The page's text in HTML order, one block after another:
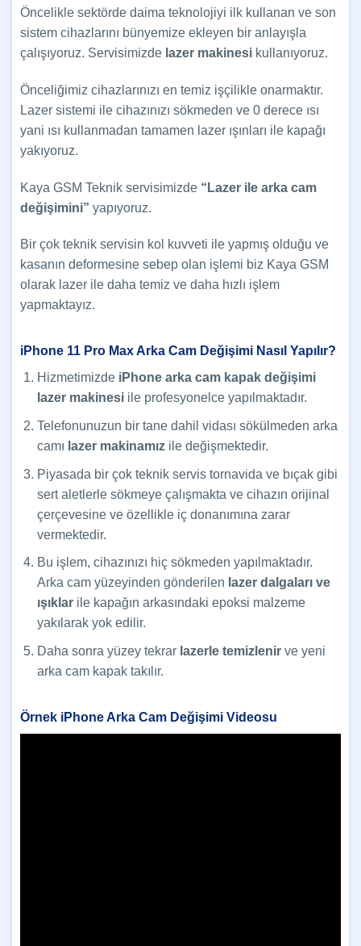
Öncelikle sektörde daima teknolojiyi ilk kullanan ve son
sistem cihazlarını bünyemize ekleyen bir anlayışla
çalışıyoruz. Servisimizde lazer makinesi kullanıyoruz.
Önceliğimiz cihazlarınızı en temiz işçilikle onarmaktır.
Lazer sistemi ile cihazınızı sökmeden ve 0 derece ısı
yani ısı kullanmadan tamamen lazer ışınları ile kapağı
yakıyoruz.
Kaya GSM Teknik servisimizde “Lazer ile arka cam
değişimini” yapıyoruz.
Bir çok teknik servisin kol kuvveti ile yapmış olduğu ve
kasanın deformesine sebep olan işlemi biz Kaya GSM
olarak lazer ile daha temiz ve daha hızlı işlem
yapmaktayız.
iPhone 11 Pro Max Arka Cam Değişimi Nasıl Yapılır?
Hizmetimizde iPhone arka cam kapak değişimi
lazer makinesiile profesyonelce yapılmaktadır.
Telefonunuzun bir tane dahil vidası sökülmeden arka
camı lazer makinamızile değişmektedir.
Piyasada bir çok teknik servis tornavida ve bıçak gibi
sert aletlerle sökmeye çalışmakta ve cihazın orijinal
çerçevesine ve özellikle iç donanımına zarar
vermektedir.
Bu işlem, cihazınızı hiç sökmeden yapılmaktadır.
Arka cam yüzeyinden gönderilen lazer dalgaları ve
ışıklarile kapağın arkasındaki epoksi malzeme
yakılarak yok edilir.
Daha sonra yüzey tekrar lazerle temizlenirve yeni
arka cam kapak takılır.
Örnek iPhone Arka Cam Değişimi Videosu